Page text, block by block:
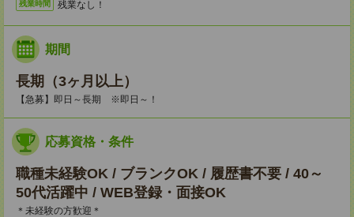
残業時間 残業なし！
期間
長期（3ヶ月以上）
【急募】即日～長期 ※即日～！
応募資格・条件
職種未経験OK / ブランクOK / 履歴書不要 / 40～
50代活躍中 / WEB登録・面接OK
＊未経験の方歓迎＊